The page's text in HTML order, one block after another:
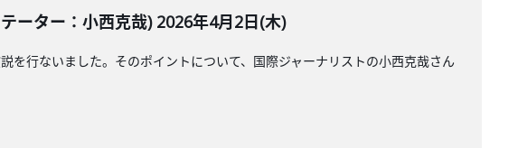
ーター：小西克哉) 2026年4月2日(木)
行ないました。そのポイントについて、国際ジャーナリストの小西克哉さん